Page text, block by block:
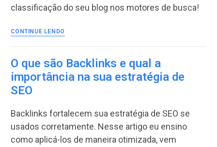
texto
classificação do seu blog nos motores de busca!
CONTINUE LENDO
aumentar
tráfego
e
autoridade
para
O que são Backlinks e qual a
importância na sua estratégia de
SEO
Backlinks fortalecem sua estratégia de SEO se
usados corretamente. Nesse artigo eu ensino
como aplicá-los de maneira otimizada, vem